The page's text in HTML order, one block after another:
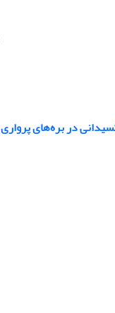
در بره‌های پرواری